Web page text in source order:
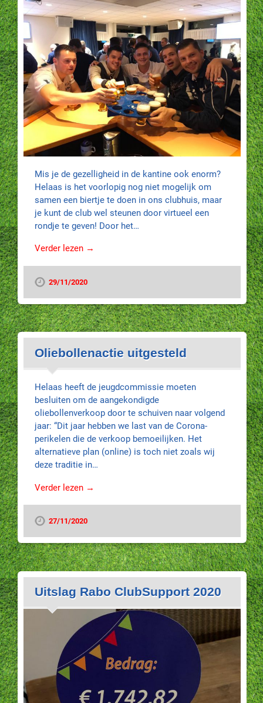
Mis je de gezelligheid in de kantine ook enorm?
Helaas is het voorlopig nog niet mogelijk om
samen een biertje te doen in ons clubhuis, maar
je kunt de club wel steunen door virtueel een
rondje te geven! Door het…
Verder lezen →
29/11/2020
Oliebollenactie uitgesteld
Helaas heeft de jeugdcommissie moeten
besluiten om de aangekondigde
oliebollenverkoop door te schuiven naar volgend
jaar: “Dit jaar hebben we last van de Corona-
perikelen die de verkoop bemoeilijken. Het
alternatieve plan (online) is toch niet zoals wij
deze traditie in…
Verder lezen →
27/11/2020
Uitslag Rabo ClubSupport 2020